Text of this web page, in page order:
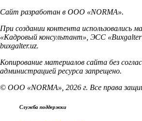
Сайт разработан в ООО «NORMA».
При создании контента использовались
«Кадровый консультант», ЭСС
buxgalter.uz.
Копирование материалов сайта без
администрацией ресурса запрещено.
© ООО «NORMA», 2026 г. Все права
Служба поддержки